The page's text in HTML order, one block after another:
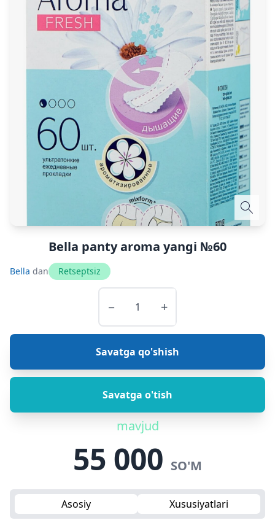
Bella panty aroma yangi №60
Bella dan Retseptsiz
− +
Savatga qo'shish
Savatga o'tish
mavjud
55 000 SO'M
Asosiy Xususiyatlari